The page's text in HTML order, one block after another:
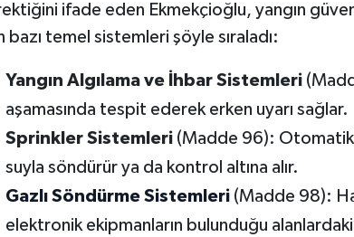
ifade eden Ekmekçioğlu, yangın
bazı temel sistemleri şöyle sıraladı:
Yangın Algılama ve İhbar Sistemleri
aşamasında tespit ederek erken uyarı sağlar.
Sprinkler Sistemleri(Madde 96): Otomatik
suyla söndürür ya da kontrol altına alır.
Gazlı Söndürme Sistemleri(Madde 98):
elektronik ekipmanların bulunduğu alanlardaki